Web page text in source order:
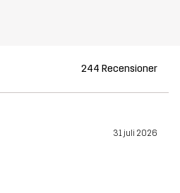
244 Recensioner
31 juli 2026